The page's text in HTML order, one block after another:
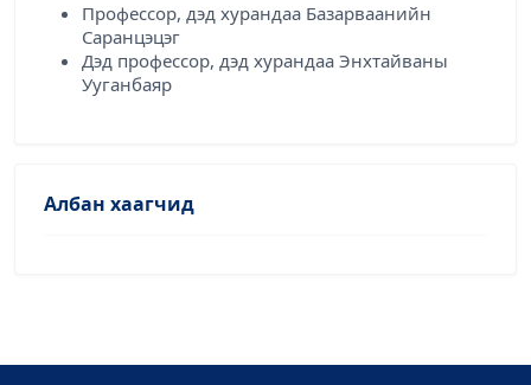
Профессор, дэд хурандаа Базарваанийн
Саранцэцэг
Дэд профессор, дэд хурандаа Энхтайваны
Ууганбаяр
Албан хаагчид